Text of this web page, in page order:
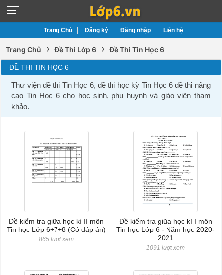
Trang Chủ Đăng ký Đăng nhập Liên hệ
Trang Chủ › Đề Thi Lớp 6 › Đề Thi Tin Học 6
ĐỀ THI TIN HỌC 6
Thư viện đề thi Tin Học 6, đề thi học kỳ Tin Học 6 đề thi nâng
cao Tin Học 6 cho học sinh, phụ huynh và giáo viên tham
khảo.
Đề kiểm tra giữa học kì II môn
Tin học Lớp 6+7+8 (Có đáp án)
865 lượt xem
Đề kiểm tra giữa học kì I môn
Tin học Lớp 6 - Năm học 2020-
2021
1091 lượt xem